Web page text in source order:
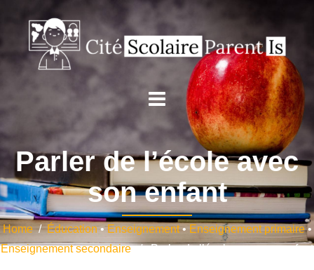
Parler de l’école avec
son enfant
Home/Éducation•Enseignement• Enseignement primaire•
Enseignement secondaire/ Parler de l’école avec son enfant